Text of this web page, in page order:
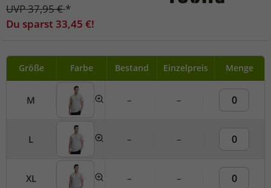
UVP37,95€*
Du sparst 33,45 €!
Größe Farbe Bestand Einzelpreis Menge
M – –
L – –
XL – –